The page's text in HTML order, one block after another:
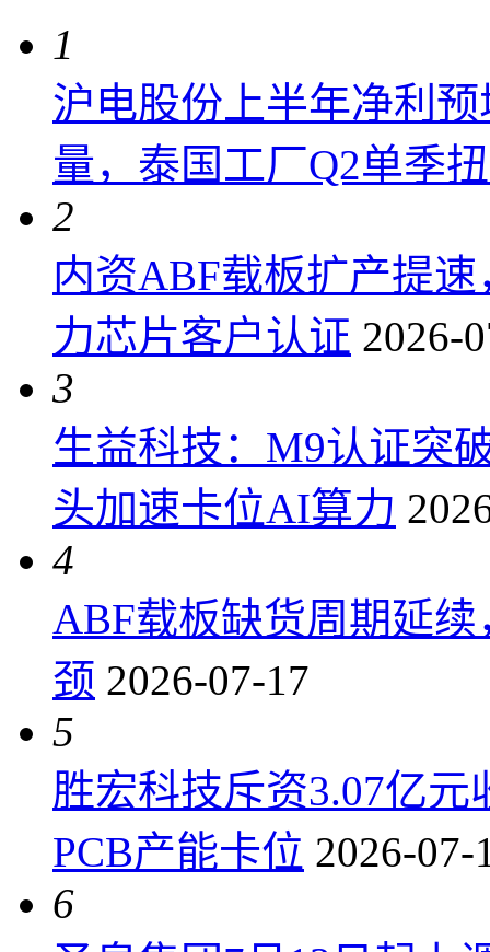
1
沪电股份上半年净利
量，泰国工厂Q2单季
2
内资ABF载板扩产提
力芯片客户认证 2026-
3
生益科技：M9认证突
头加速卡位AI算力
4
ABF载板缺货周期延
颈 2026-07-17
5
胜宏科技斥资3.07亿
PCB产能卡位 2026-07-
6